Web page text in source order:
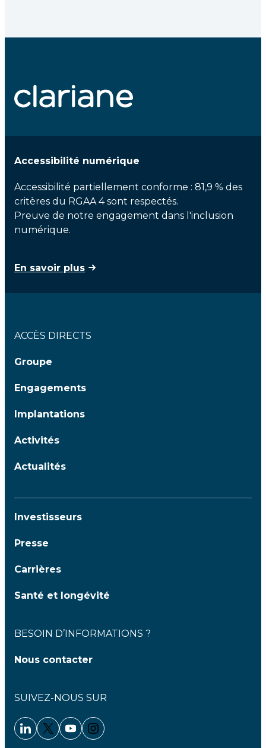
Accessibilité numérique
Accessibilité partiellement conforme : 81,9 % des
critères du RGAA 4 sont respectés.
Preuve de notre engagement dans l'inclusion
numérique.
En savoir plus
ACCÈS DIRECTS
Groupe
Engagements
Implantations
Activités
Actualités
Investisseurs
Presse
Carrières
Santé et longévité
BESOIN D’INFORMATIONS ?
Nous contacter
SUIVEZ-NOUS SUR
Linkedin - Clariane
Twitter - Clariane
Youtube - Clariane
Instagram - Clariane